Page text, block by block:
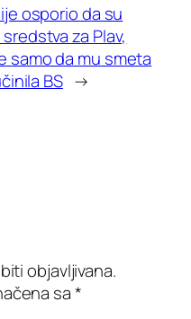
osporio da su
za Plav,
samo da mu smeta
BS →
objavljivana.
sa*